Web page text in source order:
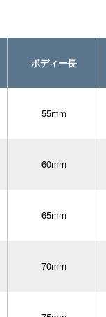
ボディー長
55mm
60mm
65mm
70mm